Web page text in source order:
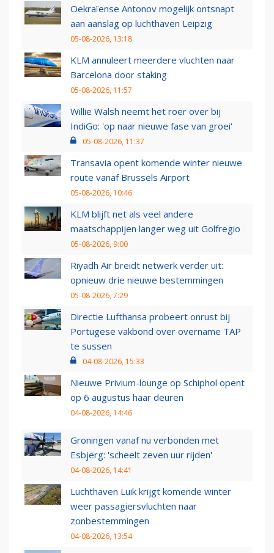
Oekraïense Antonov mogelijk ontsnapt
aan aanslag op luchthaven Leipzig
05-08-2026, 13:18
KLM annuleert meerdere vluchten naar
Barcelona door staking
05-08-2026, 11:57
Willie Walsh neemt het roer over bij
IndiGo: 'op naar nieuwe fase van groei'
05-08-2026, 11:37
Transavia opent komende winter nieuwe
route vanaf Brussels Airport
05-08-2026, 10:46
KLM blijft net als veel andere
maatschappijen langer weg uit Golfregio
05-08-2026, 9:00
Riyadh Air breidt netwerk verder uit:
opnieuw drie nieuwe bestemmingen
05-08-2026, 7:29
Directie Lufthansa probeert onrust bij
Portugese vakbond over overname TAP
te sussen
04-08-2026, 15:33
Nieuwe Privium-lounge op Schiphol opent
op 6 augustus haar deuren
04-08-2026, 14:46
Groningen vanaf nu verbonden met
Esbjerg: 'scheelt zeven uur rijden'
04-08-2026, 14:41
Luchthaven Luik krijgt komende winter
weer passagiersvluchten naar
zonbestemmingen
04-08-2026, 13:54